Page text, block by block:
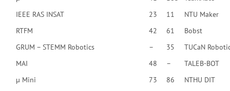
IEEE RAS INSAT
23 11
NTU Maker
RTFM
42 61
Bobst
GRUM – STEMM Robotics
– 35
TUCaN
MAI
48 –
TALEB-BOT
µ Mini
73 86
NTHU DIT